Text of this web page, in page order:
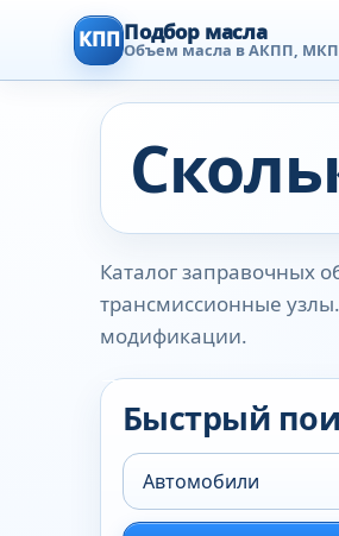
КПП Подбор масла
Объем масла в АКПП,
Каталог заправочных
трансмиссионные
модификации.
Быстрый